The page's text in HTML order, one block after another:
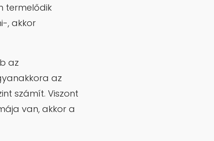
termelődik
, akkor
az
az
számít. Viszont
van, akkor a